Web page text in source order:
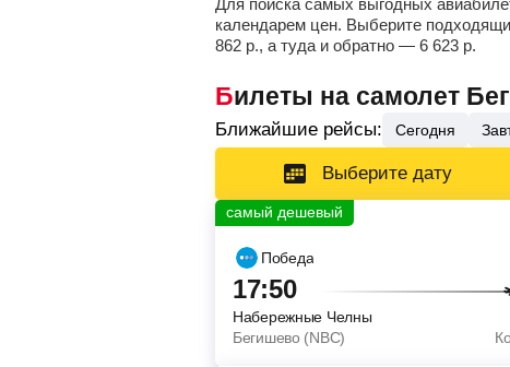
Для поиска самых выгодных
календарем цен. Выберите
862 р., а туда и обратно — 6 623 р.
Билеты на самолет
Ближайшие рейсы: Сегодня
Выберите дату
Победа
17:50
Набережные Челны
Бегишево (NBC)